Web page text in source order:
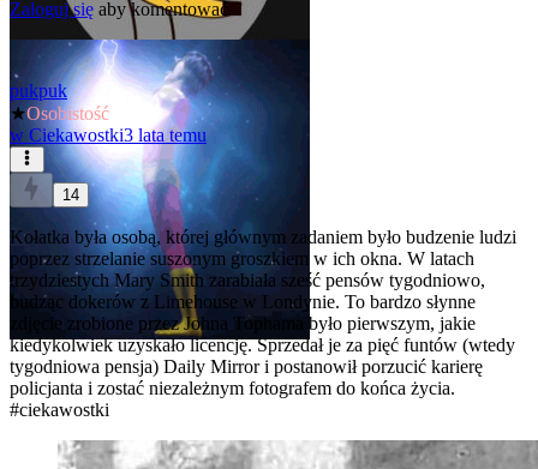
Zaloguj się aby komentować
pukpuk
★Osobistość
w Ciekawostki3 lata temu
14
Kołatka była osobą, której głównym zadaniem było budzenie ludzi
poprzez strzelanie suszonym groszkiem w ich okna. W latach
trzydziestych Mary Smith zarabiała sześć pensów tygodniowo,
budząc dokerów z Limehouse w Londynie. To bardzo słynne
zdjęcie zrobione przez Johna Tophama było pierwszym, jakie
kiedykolwiek uzyskało licencję. Sprzedał je za pięć funtów (wtedy
tygodniowa pensja) Daily Mirror i postanowił porzucić karierę
policjanta i zostać niezależnym fotografem do końca życia.
#ciekawostki